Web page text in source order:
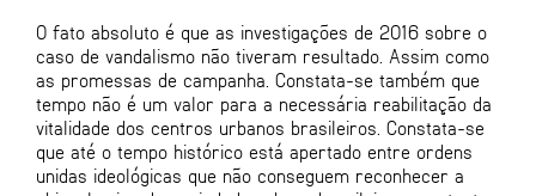
O fato absoluto é que as investigações de 2016 sobre o
caso de vandalismo não tiveram resultado. Assim como
as promessas de campanha. Constata-se também que
tempo não é um valor para a necessária reabilitação da
vitalidade dos centros urbanos brasileiros. Constata-se
que até o tempo histórico está apertado entre ordens
unidas ideológicas que não conseguem reconhecer a